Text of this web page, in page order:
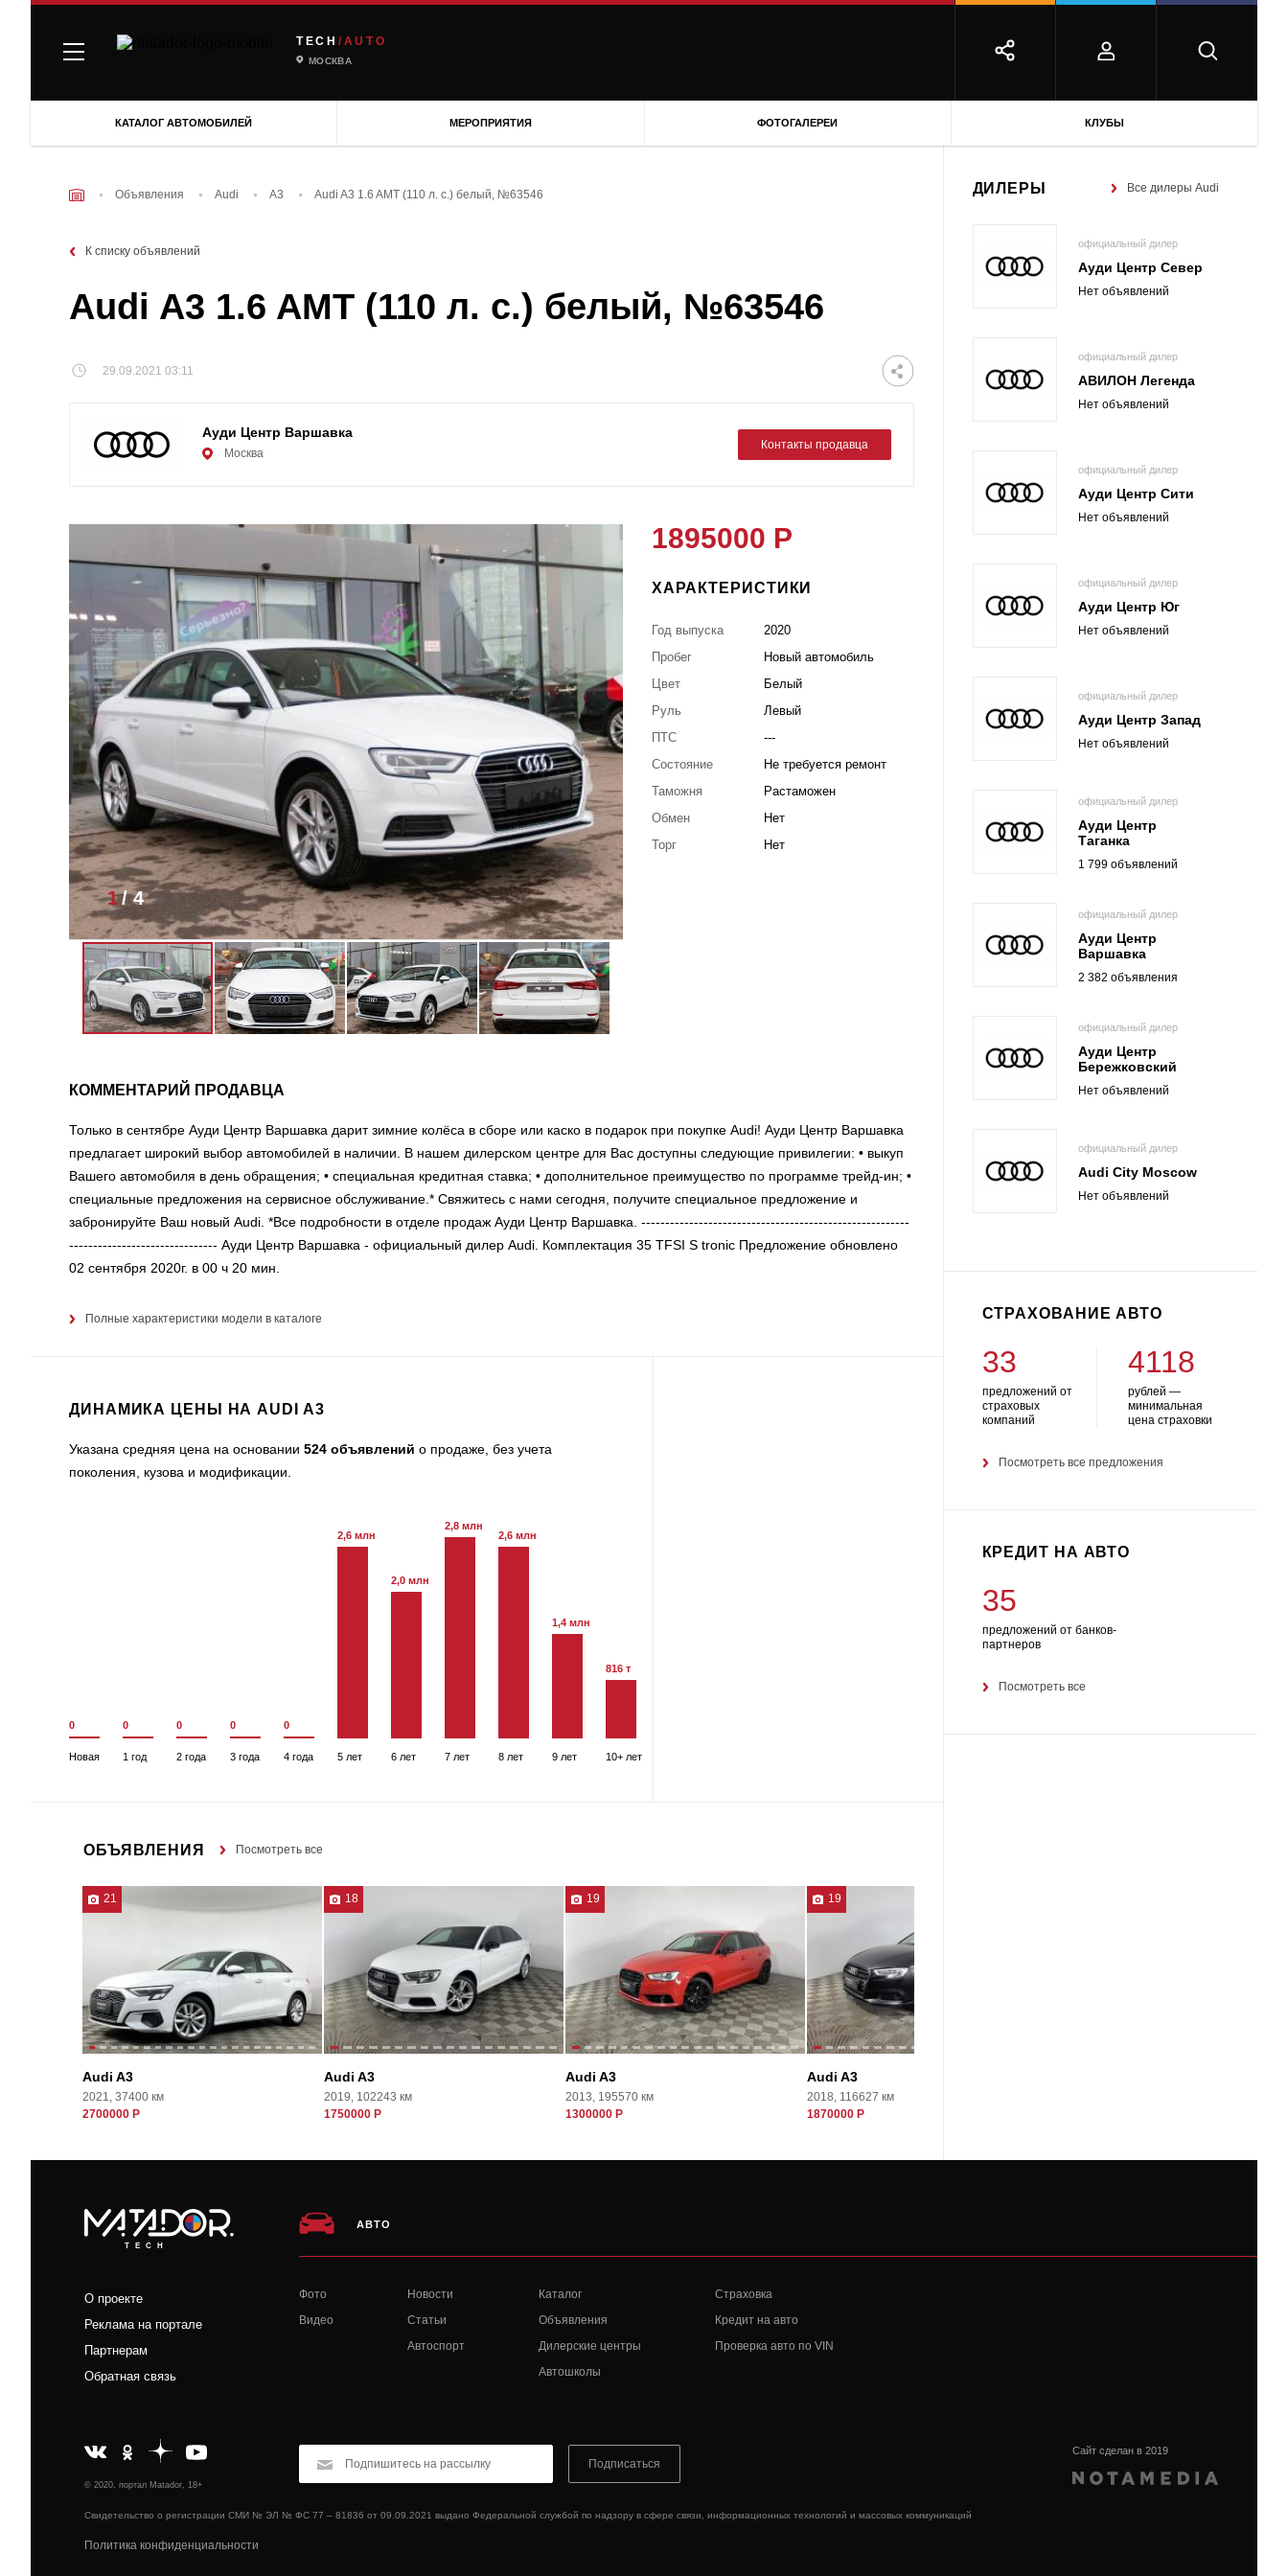
TECH /AUTO
МОСКВА
КАТАЛОГ АВТОМОБИЛЕЙ МЕРОПРИЯТИЯ ФОТОГАЛЕРЕИ КЛУБЫ
Объявления Audi A3 Audi A3 1.6 AMT (110 л. с.) белый, №63546
К списку объявлений
Audi A3 1.6 AMT (110 л. с.) белый, №63546
29.09.2021 03:11
Ауди Центр Варшавка
Москва
Контакты продавца
1/4
1895000 Р
ХАРАКТЕРИСТИКИ
Год выпуска
2020
Пробег
Новый автомобиль
Цвет
Белый
Руль
Левый
ПТС
---
Состояние
Не требуется ремонт
Таможня
Растаможен
Обмен
Нет
Торг
Нет
КОММЕНТАРИЙ ПРОДАВЦА
Только в сентябре Ауди Центр Варшавка дарит зимние колёса в сборе или каско в подарок при покупке Audi! Ауди Центр Варшавка
предлагает широкий выбор автомобилей в наличии. В нашем дилерском центре для Вас доступны следующие привилегии: • выкуп
Вашего автомобиля в день обращения; • специальная кредитная ставка; • дополнительное преимущество по программе трейд-ин; •
специальные предложения на сервисное обслуживание.* Свяжитесь с нами сегодня, получите специальное предложение и
забронируйте Ваш новый Audi. *Все подробности в отделе продаж Ауди Центр Варшавка. --------------------------------------------------------
------------------------------- Ауди Центр Варшавка - официальный дилер Audi. Комплектация 35 TFSI S tronic Предложение обновлено
02 сентября 2020г. в 00 ч 20 мин.
Полные характеристики модели в каталоге
ДИНАМИКА ЦЕНЫ НА AUDI A3
Указана средняя цена на основании 524 объявлений о продаже, без учета
поколения, кузова и модификации.
0
Новая
0
1 год
0
2 года
0
3 года
0
4 года
2,6 млн
5 лет
2,0 млн
6 лет
2,8 млн
7 лет
2,6 млн
8 лет
1,4 млн
9 лет
816 т
10+ лет
ОБЪЯВЛЕНИЯ Посмотреть все
21
Audi A3
2021, 37400 км
2700000 Р
18
Audi A3
2019, 102243 км
1750000 Р
19
Audi A3
2013, 195570 км
1300000 Р
19
Audi A3
2018, 116627 км
1870000 Р
ДИЛЕРЫ Все дилеры Audi
официальный дилер
Ауди Центр Север
Нет объявлений
официальный дилер
АВИЛОН Легенда
Нет объявлений
официальный дилер
Ауди Центр Сити
Нет объявлений
официальный дилер
Ауди Центр Юг
Нет объявлений
официальный дилер
Ауди Центр Запад
Нет объявлений
официальный дилер
Ауди Центр
Таганка
1 799 объявлений
официальный дилер
Ауди Центр
Варшавка
2 382 объявления
официальный дилер
Ауди Центр
Бережковский
Нет объявлений
официальный дилер
Audi City Moscow
Нет объявлений
СТРАХОВАНИЕ АВТО
33
предложений от
страховых
компаний
4118
рублей —
минимальная
цена страховки
Посмотреть все предложения
КРЕДИТ НА АВТО
35
предложений от банков-
партнеров
Посмотреть все
TECH
О проекте
Реклама на портале
Партнерам
Обратная связь
АВТО
Фото
Видео
Новости
Статьи
Автоспорт
Каталог
Объявления
Дилерские центры
Автошколы
Страховка
Кредит на авто
Проверка авто по VIN
© 2020, портал Matador, 18+
Свидетельство о регистрации СМИ № ЭЛ № ФС 77 – 81836 от 09.09.2021 выдано Федеральной службой по надзору в сфере связи, информационных технологий и массовых коммуникаций
Политика конфиденциальности
Подписаться
Сайт сделан в 2019